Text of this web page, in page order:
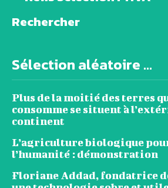
Rechercher
Sélection aléatoire ...
Plus de la moitié des terres
consomme se situent à
continent
L’agriculture biologique
l’humanité : démonstration
Floriane Addad, fondatrice